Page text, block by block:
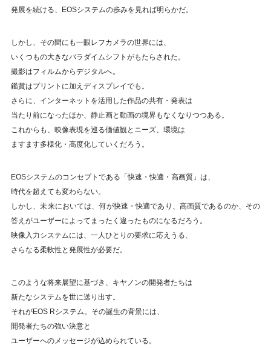
発展を続ける、EOSシステムの歩みを見れば明らかだ。
しかし、その間にも一眼レフカメラの世界には、
いくつもの大きなパラダイムシフトがもたらされた。
撮影はフィルムからデジタルへ。
鑑賞はプリントに加えディスプレイでも。
さらに、インターネットを活用した作品の共有・発表は
当たり前になったほか、静止画と動画の境界もなくなりつつある。
これからも、映像表現を巡る価値観とニーズ、環境は
ますます多様化・高度化していくだろう。
EOSシステムのコンセプトである「快速・快適・高画質」は、
時代を超えても変わらない。
しかし、未来においては、何が快速・快適であり、高画質であるのか、 その
答えがユーザーによってまったく違ったものになるだろう。
映像入力システムには、一人ひとりの要求に応えうる、
さらなる柔軟性と発展性が必要だ。
このような将来展望に基づき、キヤノンの開発者たちは
新たなシステムを世に送り出す。
それがEOS Rシステム。その誕生の背景には、
開発者たちの強い決意と
ユーザーへのメッセージが込められている。